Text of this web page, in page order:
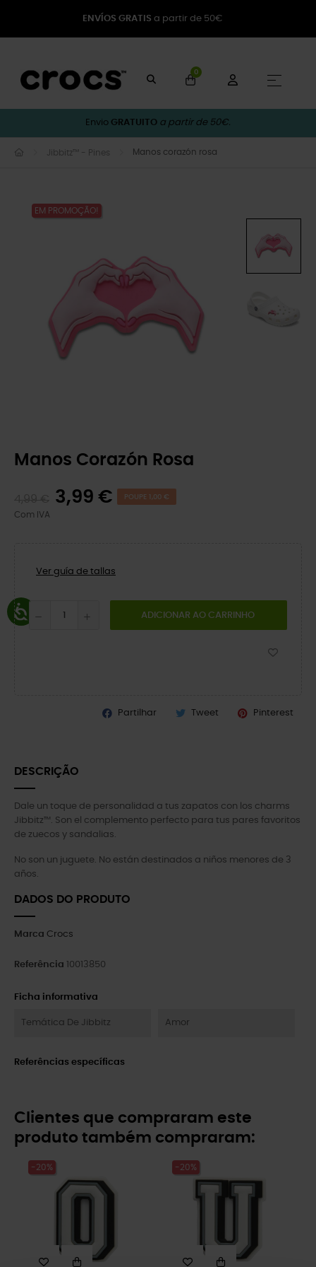
ENVÍOS GRATIS a partir de 50€
0
☰
Envio GRATUITO a partir de 50€.
Jibbitz™ - Pines Manos corazón rosa
EM PROMOÇÃO!
Manos Corazón Rosa
3,99 € POUPE 1,00 €
Com IVA
Ver guía de tallas
ADICIONAR AO CARRINHO
Partilhar Tweet Pinterest
DESCRIÇÃO
Dale un toque de personalidad a tus zapatos con los charms
Jibbitz™. Son el complemento perfecto para tus pares favoritos
de zuecos y sandalias.
No son un juguete. No están destinados a niños menores de 3
años.
DADOS DO PRODUTO
Marca Crocs
Referência 10013850
Ficha informativa
Temática De Jibbitz Amor
Referências específicas
Clientes que compraram este
produto também compraram:
-20% -20%